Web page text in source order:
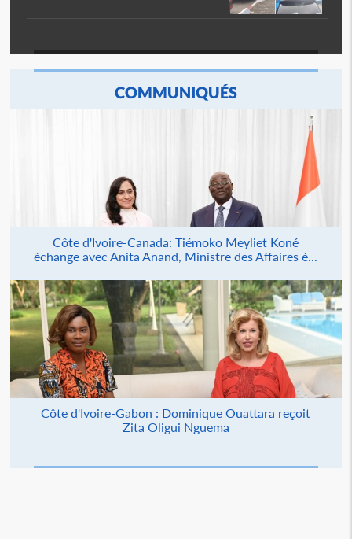
COMMUNIQUÉS
Côte d'Ivoire-Canada: Tiémoko Meyliet Koné
échange avec Anita Anand, Ministre des Affaires é...
Côte d'Ivoire-Gabon : Dominique Ouattara reçoit
Zita Oligui Nguema